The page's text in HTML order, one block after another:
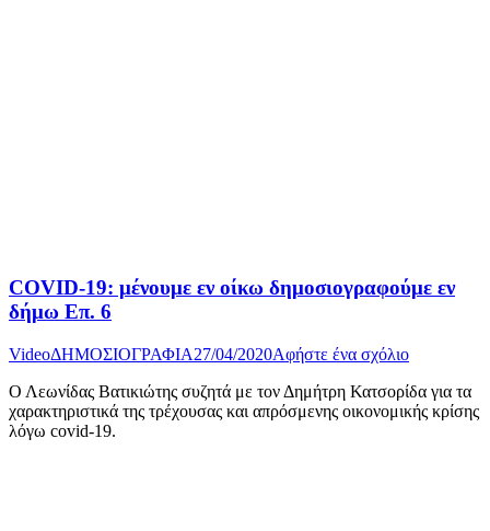
COVID-19: μένουμε εν οίκω δημοσιογραφούμε εν
δήμω Επ. 6
VideoΔΗΜΟΣΙΟΓΡΑΦΙΑ27/04/2020Αφήστε ένα σχόλιο
Ο Λεωνίδας Βατικιώτης συζητά με τον Δημήτρη Κατσορίδα για τα
χαρακτηριστικά της τρέχουσας και απρόσμενης οικονομικής κρίσης
λόγω covid-19.